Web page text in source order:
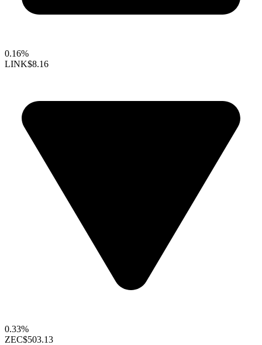
0.16%
LINK$8.16
0.33%
ZEC$503.13